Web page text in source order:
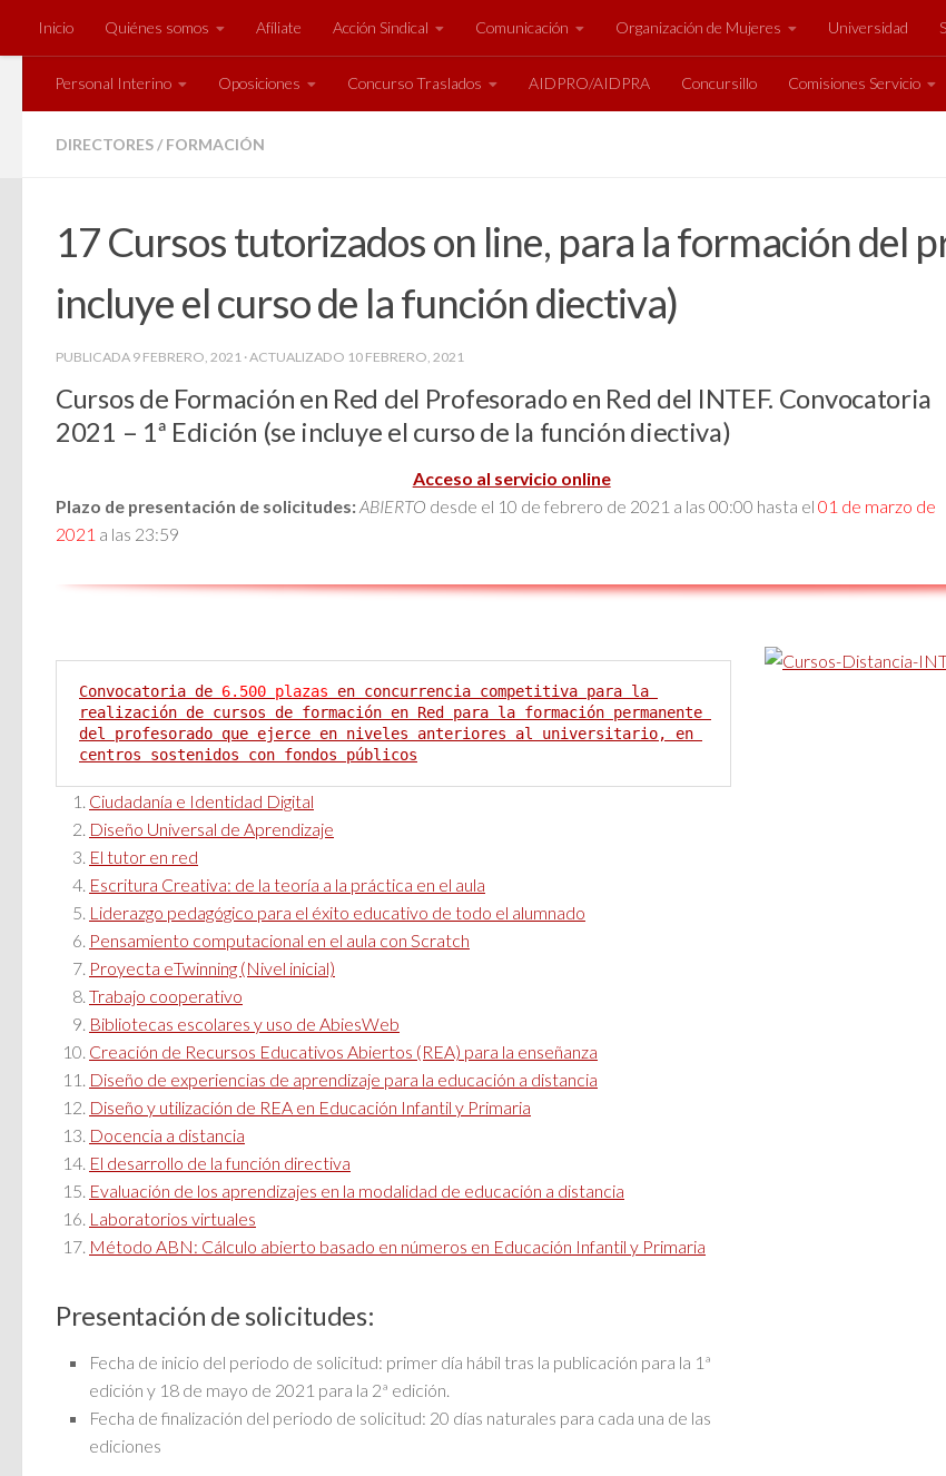
Saltar al contenido
Inicio Quiénes somos Afíliate Acción Sindical Comunicación Organización de Mujeres Universidad
Personal Interino Oposiciones Concurso Traslados AIDPRO/AIDPRA Concursillo Comisiones Servicio
DIRECTORES/ FORMACIÓN
17 Cursos tutorizados on line, para la formación del
incluye el curso de la función diectiva)
PUBLICADA 9 FEBRERO, 2021 · ACTUALIZADO 10 FEBRERO, 2021
Cursos de Formación en Red del Profesorado en Red del INTEF. Convocatoria
2021 – 1ª Edición (se incluye el curso de la función diectiva)
Acceso al servicio online
Plazo de presentación de solicitudes:ABIERTO desde el 10 de febrero de 2021 a las 00:00 hasta el 01 de marzo de
2021 a las 23:59
Convocatoria de 6.500 plazas en concurrencia competitiva para la
realización de cursos de formación en Red para la formación permanente
del profesorado que ejerce en niveles anteriores al universitario, en
centros sostenidos con fondos públicos
Ciudadanía e Identidad Digital
Diseño Universal de Aprendizaje
El tutor en red
Escritura Creativa: de la teoría a la práctica en el aula
Liderazgo pedagógico para el éxito educativo de todo el alumnado
Pensamiento computacional en el aula con Scratch
Proyecta eTwinning (Nivel inicial)
Trabajo cooperativo
Bibliotecas escolares y uso de AbiesWeb
Creación de Recursos Educativos Abiertos (REA) para la enseñanza
Diseño de experiencias de aprendizaje para la educación a distancia
Diseño y utilización de REA en Educación Infantil y Primaria
Docencia a distancia
El desarrollo de la función directiva
Evaluación de los aprendizajes en la modalidad de educación a distancia
Laboratorios virtuales
Método ABN: Cálculo abierto basado en números en Educación Infantil y Primaria
Presentación de solicitudes:
Fecha de inicio del periodo de solicitud: primer día hábil tras la publicación para la 1ª
edición y 18 de mayo de 2021 para la 2ª edición.
Fecha de finalización del periodo de solicitud: 20 días naturales para cada una de las
ediciones